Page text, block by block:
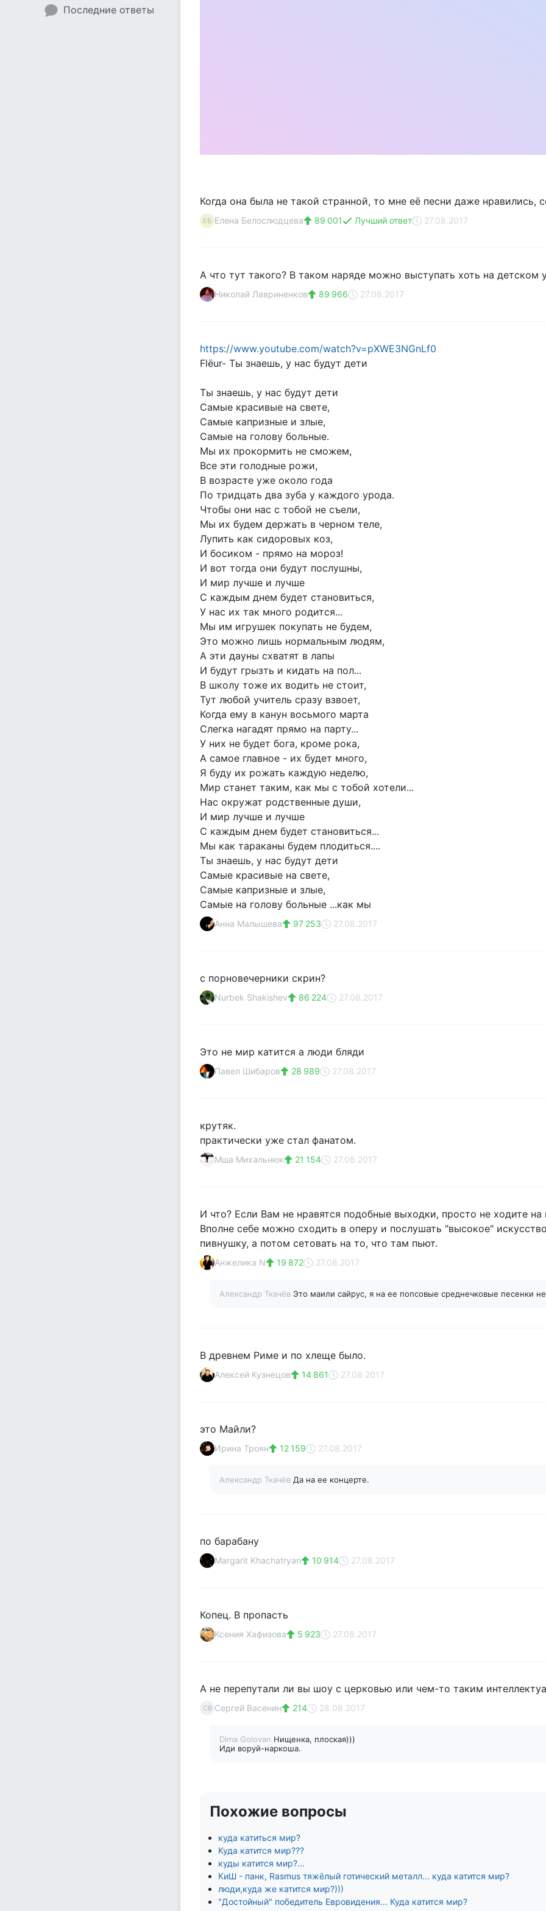
Последние ответы
Когда она была не такой странной, то мне её песни даже нравились,
ЕБ Елена Белослюдцева 89 001 Лучший ответ 27.08.2017
А что тут такого? В таком наряде можно выступать хоть на детском
Николай Лавриненков 89 966 27.08.2017
https://www.youtube.com/watch?v=pXWE3NGnLf0
Flëur- Ты знаешь, у нас будут дети
Ты знаешь, у нас будут дети
Самые красивые на свете,
Самые капризные и злые,
Самые на голову больные.
Мы их прокормить не сможем,
Все эти голодные рожи,
В возрасте уже около года
По тридцать два зуба у каждого урода.
Чтобы они нас с тобой не съели,
Мы их будем держать в черном теле,
Лупить как сидоровых коз,
И босиком - прямо на мороз!
И вот тогда они будут послушны,
И мир лучше и лучше
С каждым днем будет становиться,
У нас их так много родится...
Мы им игрушек покупать не будем,
Это можно лишь нормальным людям,
А эти дауны схватят в лапы
И будут грызть и кидать на пол...
В школу тоже их водить не стоит,
Тут любой учитель сразу взвоет,
Когда ему в канун восьмого марта
Слегка нагадят прямо на парту...
У них не будет бога, кроме рока,
А самое главное - их будет много,
Я буду их рожать каждую неделю,
Мир станет таким, как мы с тобой хотели...
Нас окружат родственные души,
И мир лучше и лучше
С каждым днем будет становиться...
Мы как тараканы будем плодиться....
Ты знаешь, у нас будут дети
Самые красивые на свете,
Самые капризные и злые,
Самые на голову больные ...как мы
Анна Малышева 97 253 27.08.2017
с порновечерники скрин?
Nurbek Shakishev 86 224 27.08.2017
Это не мир катится а люди бляди
Павел Шибаров 28 989 27.08.2017
крутяк.
практически уже стал фанатом.
Мша Михальнюк 21 154 27.08.2017
И что? Если Вам не нравятся подобные выходки, просто не ходите
Вполне себе можно сходить в оперу и послушать "высокое"
пивнушку, а потом сетовать на то, что там пьют.
Анжелика N 19 872 27.08.2017
Александр Ткачёв Это маили сайрус, я на ее попсовые среднечковые песенки
В древнем Риме и по хлеще было.
Алексей Кузнецов 14 861 27.08.2017
это Майли?
Ирина Троян 12 159 27.08.2017
Александр Ткачёв Да на ее концерте.
по барабану
Margarit Khachatryan 10 914 27.08.2017
Копец. В пропасть
Ксения Хафизова 5 923 27.08.2017
А не перепутали ли вы шоу с церковью или чем-то таким
СВ Сергей Васенин 214 28.08.2017
Dima Golovan Нищенка, плоская)))
Иди воруй-наркоша.
Похожие вопросы
куда катиться мир?
Куда катится мир???
куды катится мир?...
КиШ - панк, Rasmus тяжёлый готический металл... куда катится мир?
люди,куда же катится мир?)))
"Достойный" победитель Евровидения... Куда катится мир?